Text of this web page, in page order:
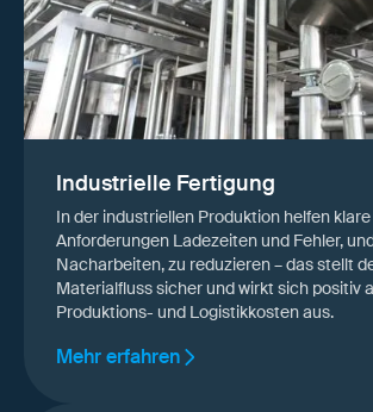
Industrielle Fertigung
In der industriellen Produktion helfen klare
Anforderungen Ladezeiten und Fehler,
Nacharbeiten, zu reduzieren – das stellt
Materialfluss sicher und wirkt sich positiv
Produktions- und Logistikkosten aus.
Mehr erfahren